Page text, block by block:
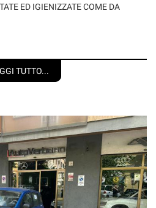
ED IGIENIZZATE COME DA
COLORE E ACCESSORI
porte + plafoniera vano
TUTTO...